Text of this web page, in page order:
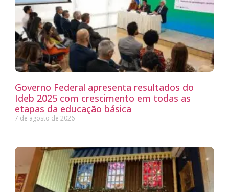
Governo Federal apresenta resultados do
Ideb 2025 com crescimento em todas as
etapas da educação básica
7 de agosto de 2026